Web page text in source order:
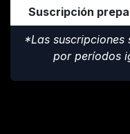
Suscripción
*Las suscripciones
por períodos